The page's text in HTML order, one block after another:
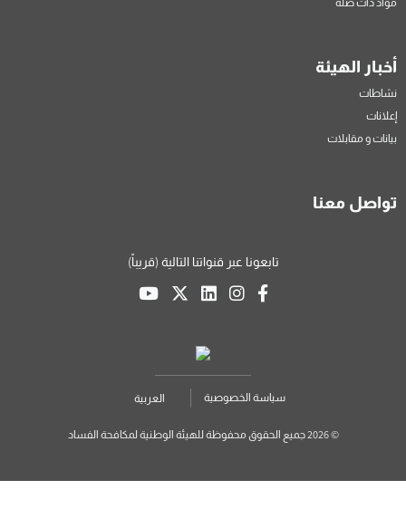
أخبار الهيئة
نشاطات
إعلانات
بيانات و مقابلات
تواصل معنا
تابعونا عبر قنواتنا التالية (قريباً)
سياسة الخصوصية العربية
© 2026 جميع الحقوق محفوظة للهيئة الوطنية لمكافحة الفساد